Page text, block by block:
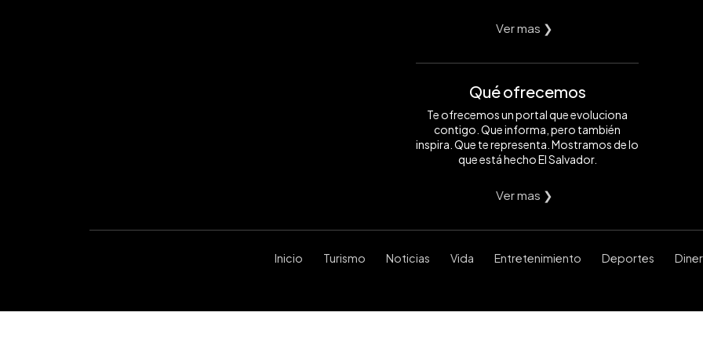
Ver mas ❯
Qué ofrecemos
Te ofrecemos un portal que evoluciona
contigo. Que informa, pero también
inspira. Que te representa. Mostramos de lo
que está hecho El Salvador.
Ver mas ❯
Inicio Turismo Noticias Vida Entretenimiento Deportes